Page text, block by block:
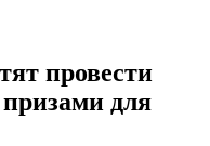
провести
для